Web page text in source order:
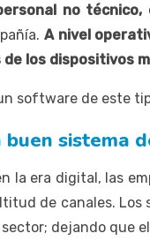
no
A nivel
los dispositivos
software de este
sistema
la era digital, las
de canales.
dejando que